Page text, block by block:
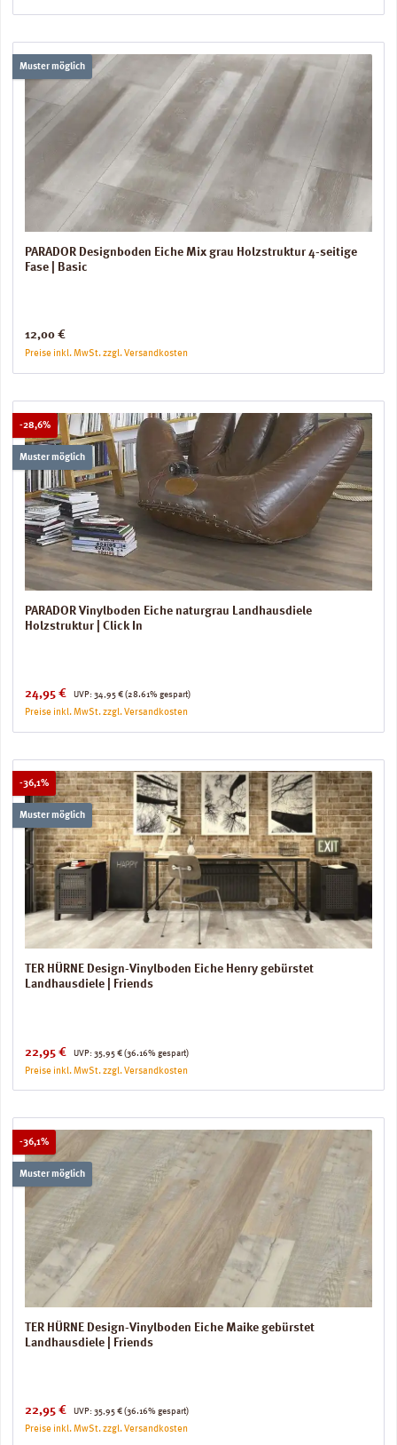
Muster möglich
PARADOR Designboden Eiche Mix grau Holzstruktur 4-seitige
Fase | Basic
Regulärer Preis:
12,00 €
Preise inkl. MwSt. zzgl. Versandkosten
-28,6%Rabatt
Muster möglich
PARADOR Vinylboden Eiche naturgrau Landhausdiele
Holzstruktur | Click In
Verkaufspreis:
24,95 € UVP:
Regulärer Preis:
34,95 € (28.61% gespart)
Preise inkl. MwSt. zzgl. Versandkosten
-36,1%Rabatt
Muster möglich
TER HÜRNE Design-Vinylboden Eiche Henry gebürstet
Landhausdiele | Friends
Verkaufspreis:
22,95 € UVP:
Regulärer Preis:
35,95 € (36.16% gespart)
Preise inkl. MwSt. zzgl. Versandkosten
-36,1%Rabatt
Muster möglich
TER HÜRNE Design-Vinylboden Eiche Maike gebürstet
Landhausdiele | Friends
Verkaufspreis:
22,95 € UVP:
Regulärer Preis:
35,95 € (36.16% gespart)
Preise inkl. MwSt. zzgl. Versandkosten